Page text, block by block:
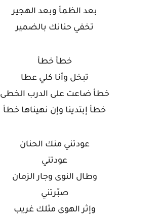
بعد الظمأ وبعد الهجير
تخفي حنانك بالضمير
خطأ خطأ
تبخل وأنا كلي عطا
خطأ ضاعت على الدرب الخطى
خطأ إبتدينا وإن نهيناها خطأ
عودتني منك الحنان
عودتني
وطال النوى وجار الزمان
صبّرتني
وإثر الهوى مثلك غريب